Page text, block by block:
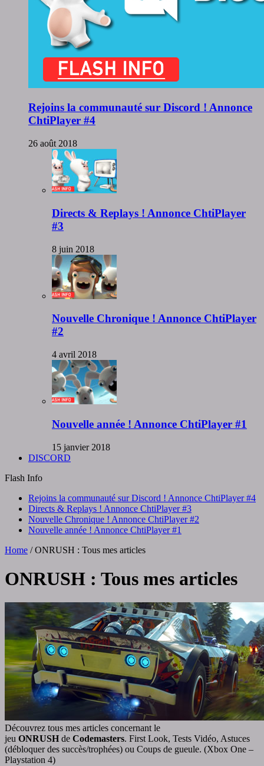
Rejoins la communauté sur Discord ! Annonce
ChtiPlayer #4
26 août 2018
Directs & Replays ! Annonce ChtiPlayer
#3
8 juin 2018
Nouvelle Chronique ! Annonce ChtiPlayer
#2
4 avril 2018
Nouvelle année ! Annonce ChtiPlayer #1
15 janvier 2018
DISCORD
Flash Info
Rejoins la communauté sur Discord ! Annonce ChtiPlayer #4
Directs & Replays ! Annonce ChtiPlayer #3
Nouvelle Chronique ! Annonce ChtiPlayer #2
Nouvelle année ! Annonce ChtiPlayer #1
Home / ONRUSH : Tous mes articles
ONRUSH : Tous mes articles
Découvrez tous mes articles concernant le
jeu ONRUSH de Codemasters. First Look, Tests Vidéo, Astuces
(débloquer des succès/trophées) ou Coups de gueule. (Xbox One –
Playstation 4)